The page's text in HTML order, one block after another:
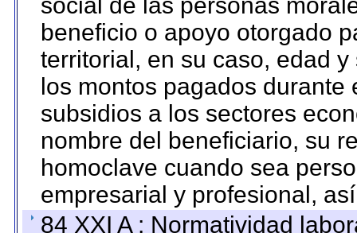
beneficio o apoyo otorgado
territorial, en su caso, edad
los montos pagados
subsidios a los sectores
nombre del beneficiario, su
homoclave cuando sea
empresarial y profesional,
84 XXI A : Normatividad